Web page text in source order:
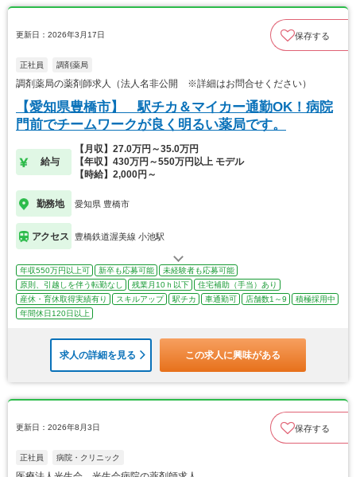
更新日：2026年3月17日 保存する
正社員 調剤薬局
調剤薬局の薬剤師求人（法人名非公開 ※詳細はお問合せください）
【愛知県豊橋市】 駅チカ＆マイカー通勤OK！病院
門前でチームワークが良く明るい薬局です。
給与
【月収】27.0万円～35.0万円
【年収】430万円～550万円以上 モデル
【時給】2,000円～
勤務地 愛知県 豊橋市
アクセス 豊橋鉄道渥美線 小池駅
年収550万円以上可 新卒も応募可能
未経験者も応募可能
原則、引越しを伴う転勤なし
残業月10ｈ以下
住宅補助（手当）あり
産休・育休取得実績有り
スキルアップ 駅チカ 車通勤可 店舗数1～9
積極採用中
年間休日120日以上
求人の詳細を見る この求人に興味がある
更新日：2026年8月3日 保存する
正社員 病院・クリニック